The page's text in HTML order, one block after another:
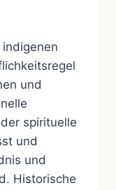
und
spirituelle
und
und
Historische